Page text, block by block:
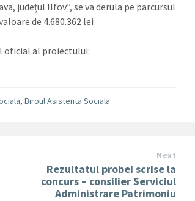
județul Ilfov”, se va derula pe parcursul
de 4.680.362 lei
oficial al proiectului:
,Biroul Asistenta Sociala
Next
Rezultatul probei scrise la
concurs – consilier Serviciul
Administrare Patrimoniu